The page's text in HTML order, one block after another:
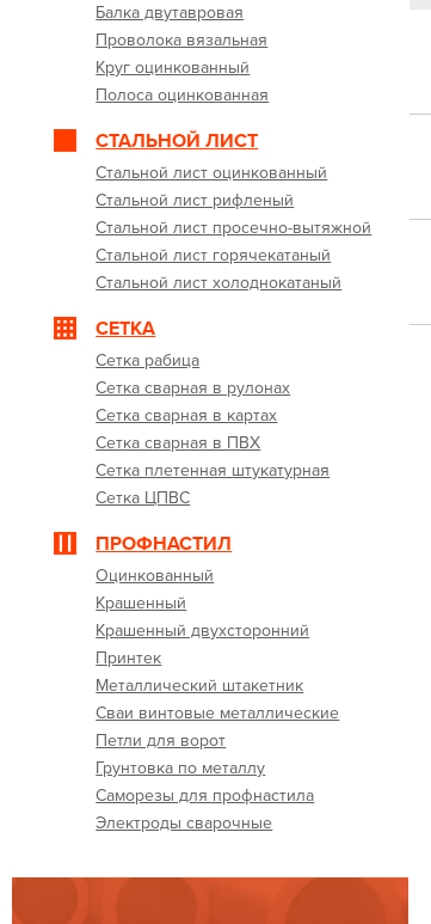
Балка двутавровая
Проволока вязальная
Круг оцинкованный
Полоса оцинкованная
СТАЛЬНОЙ ЛИСТ
Стальной лист оцинкованный
Стальной лист рифленый
Стальной лист просечно-вытяжной
Стальной лист горячекатаный
Стальной лист холоднокатаный
СЕТКА
Сетка рабица
Сетка сварная в рулонах
Сетка сварная в картах
Сетка сварная в ПВХ
Сетка плетенная штукатурная
Сетка ЦПВС
ПРОФНАСТИЛ
Оцинкованный
Крашенный
Крашенный двухсторонний
Принтек
Металлический штакетник
Сваи винтовые металлические
Петли для ворот
Грунтовка по металлу
Саморезы для профнастила
Электроды сварочные